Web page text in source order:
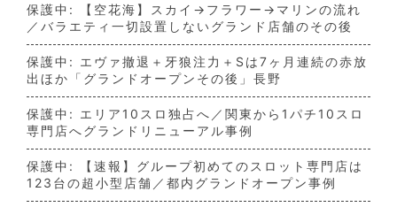
保護中: 【空花海】スカイ→フラワー→マリンの流れ
／バラエティ一切設置しないグランド店舗のその後
保護中: エヴァ撤退＋牙狼注力＋Sは7ヶ月連続の赤放
出ほか「グランドオープンその後」長野
保護中: エリア10スロ独占へ／関東から1パチ10スロ
専門店へグランドリニューアル事例
保護中: 【速報】グループ初めてのスロット専門店は
123台の超小型店舗／都内グランドオープン事例